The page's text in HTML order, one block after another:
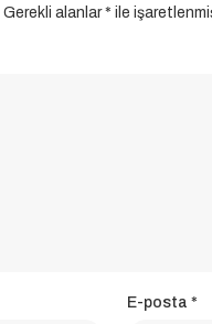
Gerekli alanlar* ile
E-posta *